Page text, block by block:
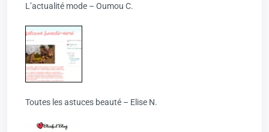
L’actualité mode – Oumou C.
Toutes les astuces beauté – Elise N.